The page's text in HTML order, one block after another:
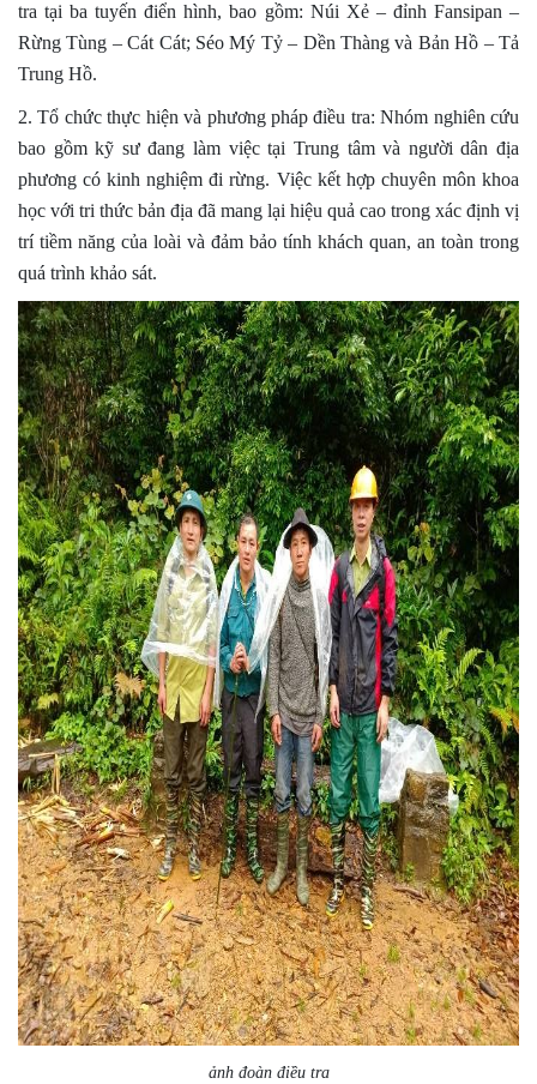
tra tại ba tuyến điển hình, bao gồm: Núi Xẻ – đỉnh Fansipan –
Rừng Tùng – Cát Cát; Séo Mý Tỷ – Dền Thàng và Bản Hồ – Tả
Trung Hồ.
2. Tổ chức thực hiện và phương pháp điều tra: Nhóm nghiên cứu
bao gồm kỹ sư đang làm việc tại Trung tâm và người dân địa
phương có kinh nghiệm đi rừng. Việc kết hợp chuyên môn khoa
học với tri thức bản địa đã mang lại hiệu quả cao trong xác định vị
trí tiềm năng của loài và đảm bảo tính khách quan, an toàn trong
quá trình khảo sát.
ảnh đoàn điều tra